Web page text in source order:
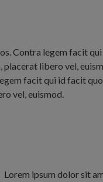
Contra legem facit
libero vel,
facit qui id facit
vel, euismod.
Lorem ipsum dolor sit